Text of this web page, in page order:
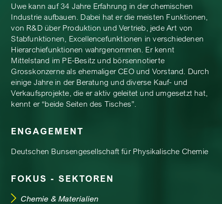
Uwe kann auf 34 Jahre Erfahrung in der chemischen
Industrie aufbauen. Dabei hat er die meisten Funktionen,
von R&D über Produktion und Vertrieb, jede Art von
Stabfunktionen, Excellencefunktionen in verschiedenen
Hierarchiefunktionen wahrgenommen. Er kennt
Mittelstand im PE-Besitz und börsennotierte
Grosskonzerne als ehemaliger CEO und Vorstand. Durch
einige Jahre in der Beratung und diverse Kauf- und
Verkaufsprojekte, die er aktiv geleitet und umgesetzt hat,
kennt er “beide Seiten des Tisches”.
ENGAGEMENT
Deutschen Bunsengesellschaft für Physikalische Chemie
FOKUS - SEKTOREN
Chemie & Materialien